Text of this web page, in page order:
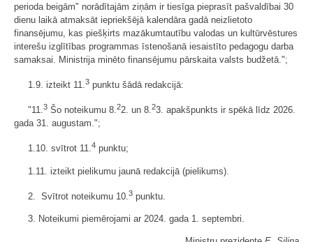
perioda beigām" norādītajām ziņām ir tiesīga pieprasīt pašvaldībai 30
dienu laikā atmaksāt iepriekšējā kalendāra gadā neizlietoto
finansējumu, kas piešķirts mazākumtautību valodas un kultūrvēstures
interešu izglītības programmas īstenošanā iesaistīto pedagogu darba
samaksai. Ministrija minēto finansējumu pārskaita valsts budžetā.";
1.9. izteikt 11. 3 punktu šādā redakcijā:
"11.3 Šo noteikumu 8.22. un 8.23. apakšpunkts ir spēkā līdz 2026.
gada 31. augustam.";
1.10. svītrot 11.4 punktu;
1.11. izteikt pielikumu jaunā redakcijā (pielikums).
2. Svītrot noteikumu 10. 3 punktu.
3. Noteikumi piemērojami ar 2024. gada 1. septembri.